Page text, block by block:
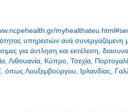
υπηρεσιών ανά
για άντληση και εκτέλεση,
Λιθουανία, Κύπρο, Τσεχία,
Λουξεμβούργου, Ιρλανδίας,